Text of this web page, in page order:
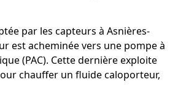
par les capteurs à Asnières-
est acheminée vers une pompe à
(PAC). Cette dernière exploite
chauffer un fluide caloporteur,